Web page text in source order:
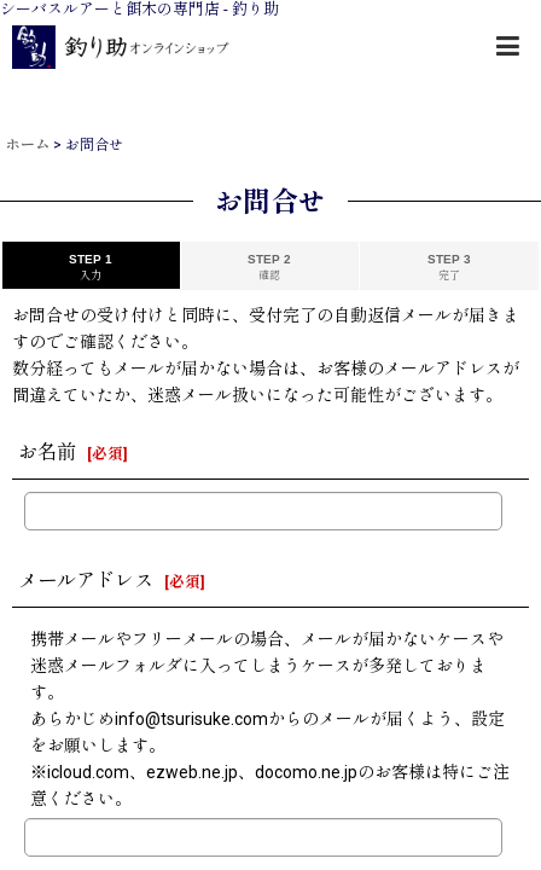
シーバスルアーと餌木の専門店 - 釣り助
ホーム > お問合せ
お問合せ
STEP 1
入力
STEP 2
確認
STEP 3
完了
お問合せの受け付けと同時に、受付完了の自動返信メールが届きま
すのでご確認ください。
数分経ってもメールが届かない場合は、お客様のメールアドレスが
間違えていたか、迷惑メール扱いになった可能性がございます。
お名前 [必須]
メールアドレス [必須]
携帯メールやフリーメールの場合、メールが届かないケースや
迷惑メールフォルダに入ってしまうケースが多発しておりま
す。
あらかじめinfo@tsurisuke.comからのメールが届くよう、設定
をお願いします。
※icloud.com、ezweb.ne.jp、docomo.ne.jpのお客様は特にご注
意ください。